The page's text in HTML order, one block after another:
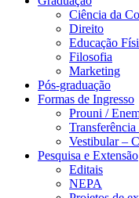
Ciência da
Direito
Educação
Filosofia
Marketing
Pós-graduação
Formas de Ingresso
Prouni /
Vestibular –
Pesquisa e Extensão
Editais
NEPA